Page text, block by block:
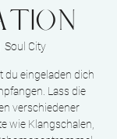
Soul City
du eingeladen dich
Lass die
verschiedener
wie Klangschalen,